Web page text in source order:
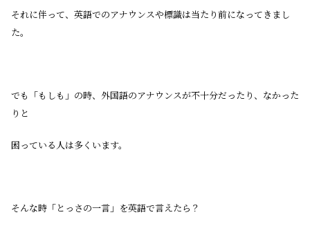
それに伴って、英語でのアナウンスや標識は当たり前になってきまし
た。
でも「もしも」の時、外国語のアナウンスが不十分だったり、なかった
りと
困っている人は多くいます。
そんな時「とっさの一言」を英語で言えたら？